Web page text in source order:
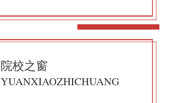
院校之窗
YUANXIAOZHICHUANG